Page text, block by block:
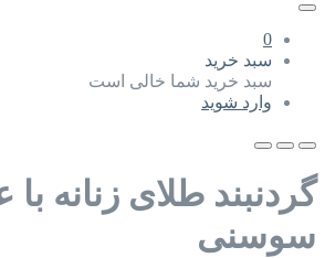
0
سبد خرید
سبد خرید شما خالی است
وارد شوید
گردنبند طلای زنانه
سوسنی